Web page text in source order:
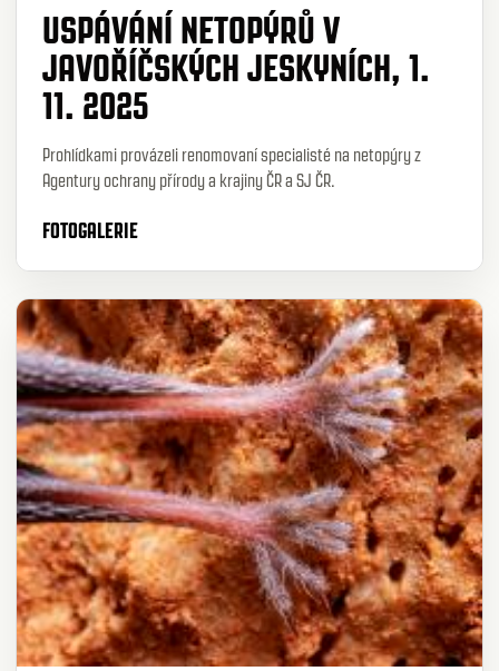
USPÁVÁNÍ NETOPÝRŮ V
JAVOŘÍČSKÝCH JESKYNÍCH, 1.
11. 2025
Prohlídkami provázeli renomovaní specialisté na netopýry z
Agentury ochrany přírody a krajiny ČR a SJ ČR.
FOTOGALERIE